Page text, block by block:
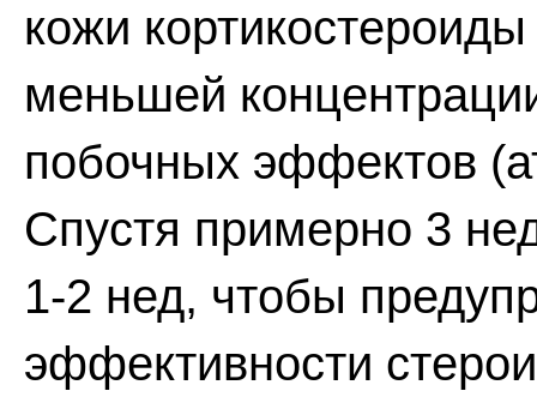
кожи
меньшей
побочных эффектов
Спустя примерно 3
1-2 нед, чтобы
эффективности